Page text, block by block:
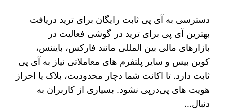
دسترسی به آی پی ثابت رایگان برای ترید دریافت
بهترین آی پی برای ترید در گوشی فعالیت در
بازارهای مالی بین‌ المللی مانند فارکس، بایننس،
کوین‌ بیس و سایر پلتفرم‌ های معاملاتی نیاز به آی‌ پی
ثابت دارد. تا اکانت شما دچار محدودیت، بلاک یا احراز
هویت‌ های پی‌در‌پی نشود. بسیاری از کاربران به‌
دنبال…